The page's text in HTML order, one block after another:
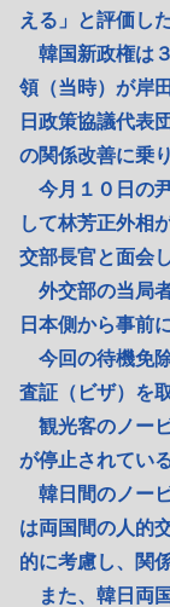
える」と評価した
韓国新政権は
領（当時）が岸
日政策協議代表
の関係改善に乗
今月１０日の
して林芳正外相
交部長官と面会し
外交部の当局
日本側から事前
今回の待機免
査証（ビザ）を
観光客のノー
が停止されている
韓日間のノー
は両国間の人的
的に考慮し、関
また、韓日両